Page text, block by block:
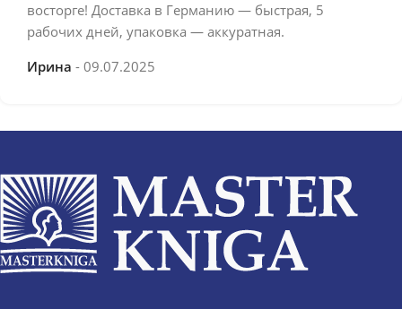
восторге! Доставка в Германию — быстрая, 5
рабочих дней, упаковка — аккуратная.
Ирина
09.07.2025